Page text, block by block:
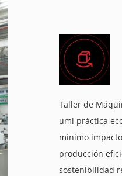
Taller de
umi práctica
mínimo
producción
sostenibilidad